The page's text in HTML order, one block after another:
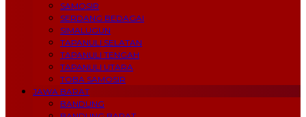
SAMOSIR
SERDANG BEDAGAI
SIMALUGUN
TAPANULI SELATAN
TAPANULI TENGAH
TAPANULI UTARA
TOBA SAMOSIR
JAWA BARAT
BANDUNG